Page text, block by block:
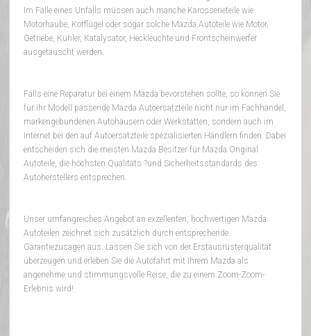
Im Falle eines Unfalls müssen auch manche Karosserieteile wie
Motorhaube, Kotflügel oder sogar solche Mazda Autoteile wie Motor,
Getriebe, Kühler, Katalysator, Heckleuchte und Frontscheinwerfer
ausgetauscht werden.
Falls eine Reparatur bei einem Mazda bevorstehen sollte, so können Sie
für Ihr Modell passende Mazda Autoersatzteile nicht nur im Fachhandel,
markengebundenen Autohäusern oder Werkstätten, sondern auch im
Internet bei den auf Autoersatzteile spezialisierten Händlern finden. Dabei
entscheiden sich die meisten Mazda Besitzer für Mazda Original
Autoteile, die höchsten Qualitäts ?und Sicherheitsstandards des
Autoherstellers entsprechen.
Unser umfangreiches Angebot an exzellenten, hochwertigen Mazda
Autoteilen zeichnet sich zusätzlich durch entsprechende
Garantiezusagen aus. Lassen Sie sich von der Erstausrüsterqualität
überzeugen und erleben Sie die Autofahrt mit Ihrem Mazda als
angenehme und stimmungsvolle Reise, die zu einem Zoom-Zoom-
Erlebnis wird!